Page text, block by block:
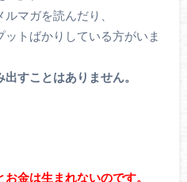
マガを読んだり、
ットばかりしている方がいま
すことはありません。
金は生まれないのです。